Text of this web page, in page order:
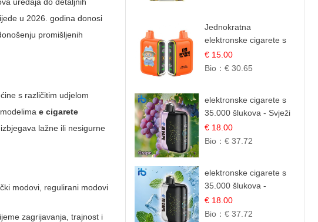
u 2026. godina donosi
promišljenih
s različitim udjelom
modelimae cigarete
lažne ili nesigurne
modovi, regulirani modovi
zagrijavanja, trajnost i
Jednokratna
elektronske cigarete s
25.000 šlukova - Mango
& Ananas | Egzotična
€ 15.00
Bio： € 30.65
elektronske cigarete s
35.000 šlukova - Svježi
Groždje | Osježavajuća
Voćna Aroma
€ 18.00
Bio： € 37.72
elektronske cigarete s
35.000 šlukova -
Osježavajući Mentol |
Čista i Svježa Okus
€ 18.00
Bio： € 37.72